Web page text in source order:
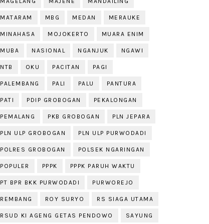
MATARAM MBG MEDAN MERAUKE
MINAHASA MOJOKERTO MUARA ENIM
MUBA NASIONAL NGANJUK NGAWI
NTB OKU PACITAN PAGI
PALEMBANG PALI PALU PANTURA
PATI PDIP GROBOGAN PEKALONGAN
PEMALANG PKB GROBOGAN PLN JEPARA
PLN ULP GROBOGAN PLN ULP PURWODADI
POLRES GROBOGAN POLSEK NGARINGAN
POPULER PPPK PPPK PARUH WAKTU
PT BPR BKK PURWODADI PURWOREJO
REMBANG ROY SURYO RS SIAGA UTAMA
RSUD KI AGENG GETAS PENDOWO SAYUNG